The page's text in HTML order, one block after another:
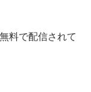
料で配信されて